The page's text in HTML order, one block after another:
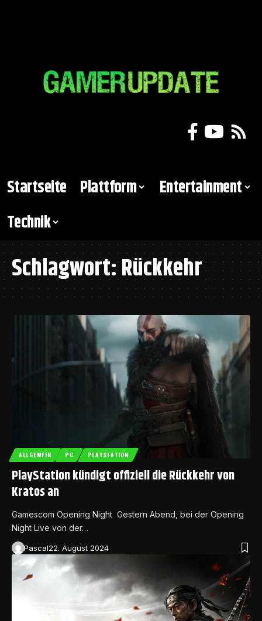
Startseite Plattform
Entertainment
Technik
Schlagwort:Rückkehr
ALLGEMEIN PC PLAYSTATION
PlayStation kündigt offiziell die Rückkehr von
Kratos an
Gamescom Opening Night Gestern Abend, bei der Opening
Night Live von der…
Pascal22. August 2024